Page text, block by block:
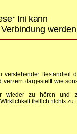
Ini kann
werden
Bestandteil
dargestellt wie
wieder zu hören und
freilich nichts zu